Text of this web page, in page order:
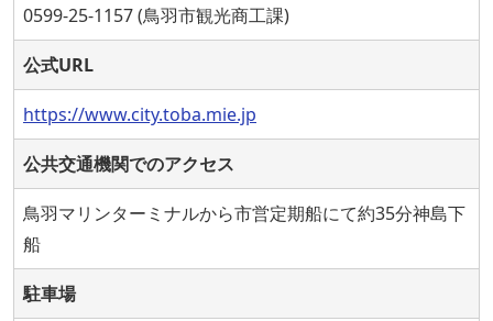
0599-25-1157 (鳥羽市観光商工課)
公式URL
https://www.city.toba.mie.jp
公共交通機関でのアクセス
鳥羽マリンターミナルから市営定期船にて約35分神島下
船
駐車場